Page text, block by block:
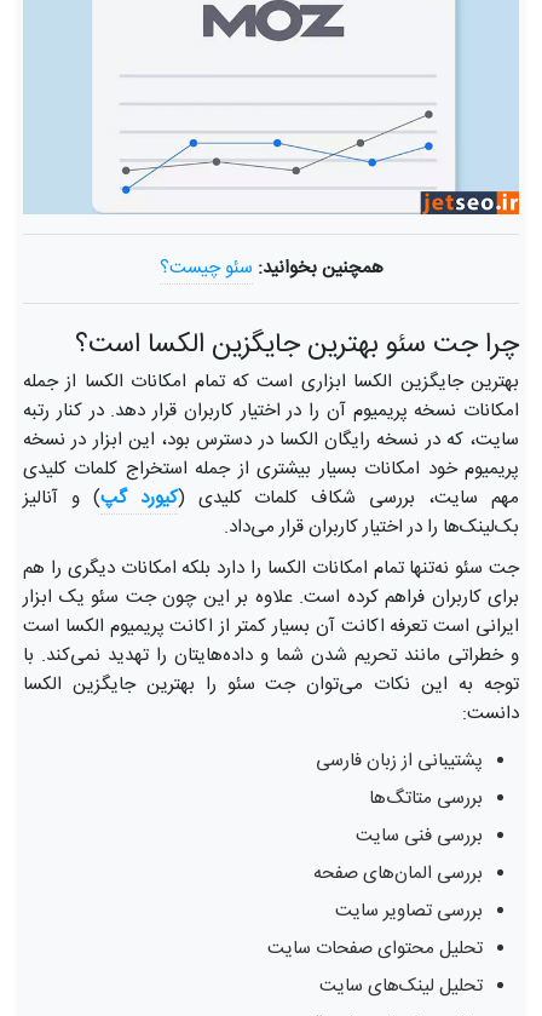
همچنین بخوانید: سئو چیست؟
چرا جت سئو بهترین جایگزین الکسا است؟
بهترین جایگزین الکسا ابزاری است که تمام امکانات الکسا از جمله
امکانات نسخه پریمیوم آن را در اختیار کاربران قرار دهد. در کنار رتبه
سایت، که در نسخه رایگان الکسا در دسترس بود، این ابزار در نسخه
پریمیوم خود امکانات بسیار بیشتری از جمله استخراج کلمات کلیدی
مهم سایت، بررسی شکاف کلمات کلیدی (کیورد گپ) و آنالیز
بک‌لینک‌ها را در اختیار کاربران قرار می‌داد.
جت سئو نه‌تنها تمام امکانات الکسا را دارد بلکه امکانات دیگری را هم
برای کاربران فراهم کرده است. علاوه بر این چون جت سئو یک ابزار
ایرانی است تعرفه اکانت آن بسیار کمتر از اکانت پریمیوم الکسا است
و خطراتی مانند تحریم شدن شما و داده‌هایتان را تهدید نمی‌کند. با
توجه به این نکات می‌توان جت سئو را بهترین جایگزین الکسا
دانست:
پشتیبانی از زبان فارسی
بررسی متاتگ‌ها
بررسی فنی سایت
بررسی المان‌های صفحه
بررسی تصاویر سایت
تحلیل محتوای صفحات سایت
تحلیل لینک‌های سایت